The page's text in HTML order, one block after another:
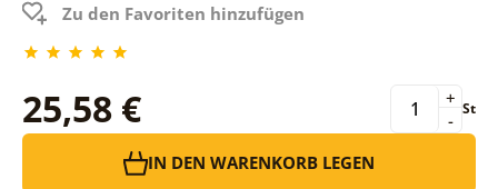
Zu den Favoriten hinzufügen
25,58 € -
+ St
IN DEN WARENKORB LEGEN